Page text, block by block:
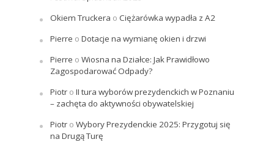
Okiem Truckera o Ciężarówka wypadła z A2
Pierre o Dotacje na wymianę okien i drzwi
Pierre o Wiosna na Działce: Jak Prawidłowo
Zagospodarować Odpady?
Piotro II tura wyborów prezydenckich w Poznaniu
– zachęta do aktywności obywatelskiej
Piotro Wybory Prezydenckie 2025: Przygotuj się
na Drugą Turę